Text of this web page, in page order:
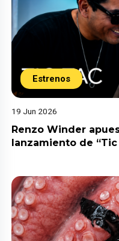
Estrenos
19 Jun 2026
Renzo Winder
lanzamiento de “Tic